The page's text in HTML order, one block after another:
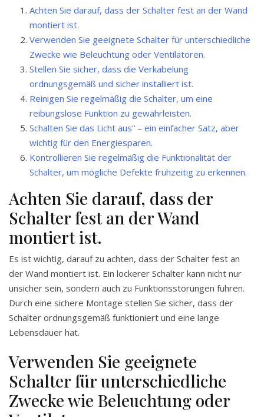
Achten Sie darauf, dass der Schalter fest an der Wand
montiert ist.
Verwenden Sie geeignete Schalter für unterschiedliche
Zwecke wie Beleuchtung oder Ventilatoren.
Stellen Sie sicher, dass die Verkabelung
ordnungsgemäß und sicher installiert ist.
Reinigen Sie regelmäßig die Schalter, um eine
reibungslose Funktion zu gewährleisten.
Schalten Sie das Licht aus“ – ein einfacher Satz, aber
wichtig für den Energiesparen.
Kontrollieren Sie regelmäßig die Funktionalität der
Schalter, um mögliche Defekte frühzeitig zu erkennen.
Achten Sie darauf, dass der
Schalter fest an der Wand
montiert ist.
Es ist wichtig, darauf zu achten, dass der Schalter fest an
der Wand montiert ist. Ein lockerer Schalter kann nicht nur
unsicher sein, sondern auch zu Funktionsstörungen führen.
Durch eine sichere Montage stellen Sie sicher, dass der
Schalter ordnungsgemäß funktioniert und eine lange
Lebensdauer hat.
Verwenden Sie geeignete
Schalter für unterschiedliche
Zwecke wie Beleuchtung oder